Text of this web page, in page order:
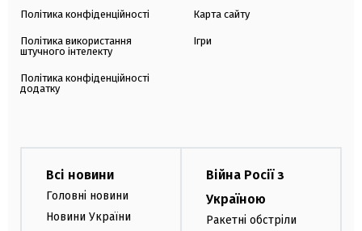
Політика конфіденційності
Політика використання
штучного інтелекту
Політика конфіденційності
додатку
Карта сайту
Ігри
Всі новини
Головні новини
Новини України
Війна Росії з
Україною
Ракетні обстріли